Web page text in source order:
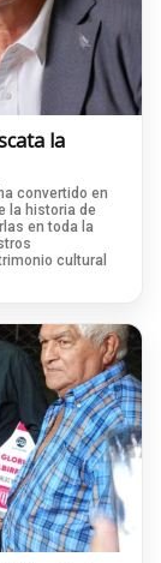
la
convertido en
la historia de
en toda la
cultural